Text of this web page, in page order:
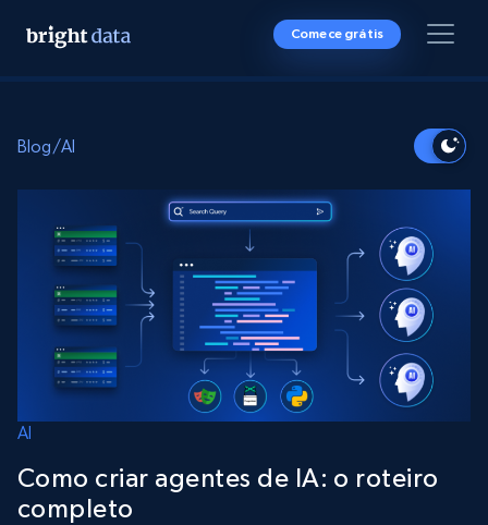
Comece grátis
Blog/AI
AI
Como criar agentes de IA: o roteiro
completo